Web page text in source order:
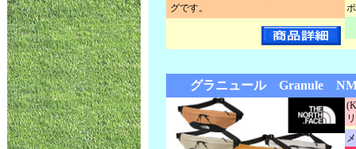
グです。
グラニュール Granule